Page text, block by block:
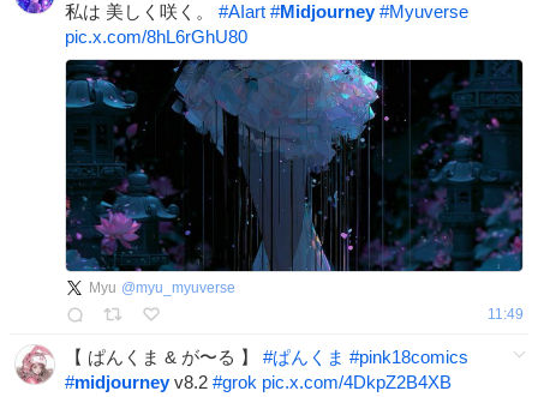
私は 美しく咲く。 #AIart #Midjourney #Myuverse
pic.x.com/8hL6rGhU80
Myu @myu_myuverse
11:49
【 ぱんくま & が〜る 】 #ぱんくま #pink18comics
#midjourney v8.2 #grok pic.x.com/4DkpZ2B4XB